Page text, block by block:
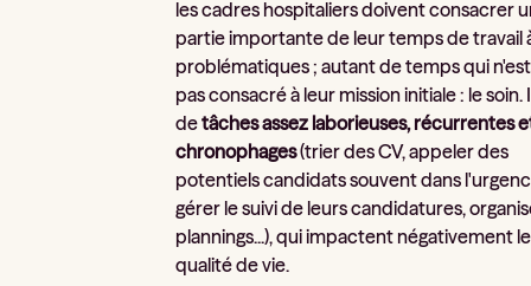
les cadres hospitaliers doivent consacrer
partie importante de leur temps de travail
problématiques ; autant de temps qui
pas consacré à leur mission initiale : le soin.
detâches assez laborieuses, récurrentes
chronophages(trier des CV, appeler des
potentiels candidats souvent dans
gérer le suivi de leurs candidatures,
plannings...), qui impactent négativement
qualité de vie.